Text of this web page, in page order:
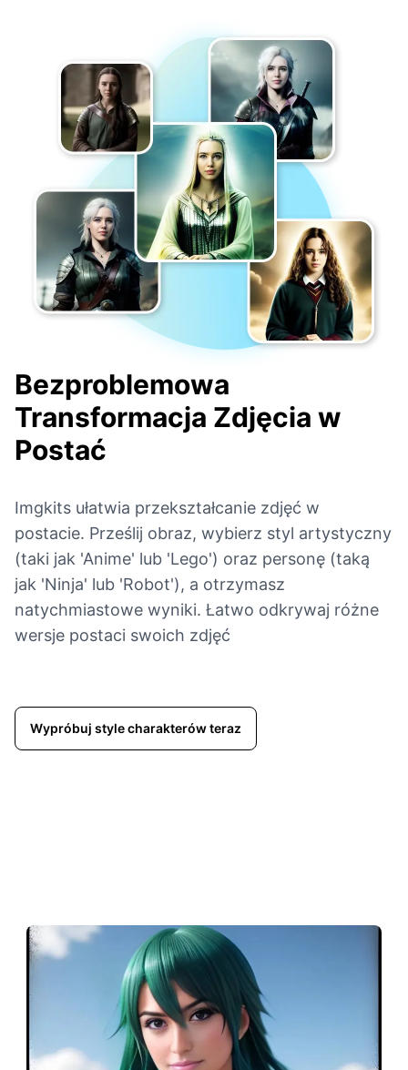
Bezproblemowa
Transformacja Zdjęcia w
Postać
Imgkits ułatwia przekształcanie zdjęć w
postacie. Prześlij obraz, wybierz styl artystyczny
(taki jak 'Anime' lub 'Lego') oraz personę (taką
jak 'Ninja' lub 'Robot'), a otrzymasz
natychmiastowe wyniki. Łatwo odkrywaj różne
wersje postaci swoich zdjęć
Wypróbuj style charakterów teraz